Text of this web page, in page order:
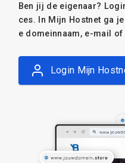
Ben jij de eigenaar?
ces. In Mijn Hostnet ga
e domeinnaam, e-mail of
Login Mijn